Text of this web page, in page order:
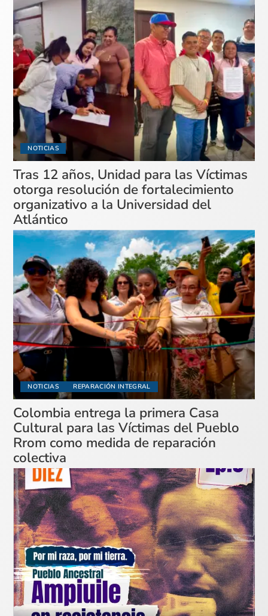
NOTICIAS
Tras 12 años, Unidad para las Víctimas
otorga resolución de fortalecimiento
organizativo a la Universidad del
Atlántico
NOTICIAS REPARACIÓN INTEGRAL
Colombia entrega la primera Casa
Cultural para las Víctimas del Pueblo
Rrom como medida de reparación
colectiva